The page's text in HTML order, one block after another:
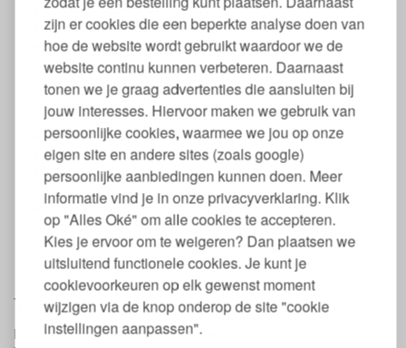
zijn er cookies die een beperkte analyse doen van
hoe de website wordt gebruikt waardoor we de
website continu kunnen verbeteren. Daarnaast
tonen we je graag advertenties die aansluiten bij
jouw interesses. Hiervoor maken we gebruik van
persoonlijke cookies, waarmee we jou op onze
eigen site en andere sites (zoals google)
persoonlijke aanbiedingen kunnen doen. Meer
informatie vind je in onze privacyverklaring. Klik
op "Alles Oké" om alle cookies te accepteren.
Kies je ervoor om te weigeren? Dan plaatsen we
uitsluitend functionele cookies. Je kunt je
cookievoorkeuren op elk gewenst moment
wijzigen via de knop onderop de site "cookie
instellingen aanpassen".
100% biologisch katoensatijn
300 draden per vierkante inch (heel zacht)
Voldoet aan Global Organic Textile Standard (GOTS)
Fairtrade keurmerk
Geschikt voor matrassen tot 30 cm dik
Wassen op 40-60 graden
Strijken, matig heet
Drogen op normale tempratuur
Niet bleken of chemisch reinigen
Ook verkrijgbaar in extra lang
Verkrijgbaar in verschillende maten en kleuren
Staat de maat er niet bij, neem dan contact op.
Let op: maten kunnen per kleur verschillen!
Biologisch katoen satijnen hoeslakens
Yumeko
De hoeslakens van Yumeko zijn van 100% biologisch, Indiaas